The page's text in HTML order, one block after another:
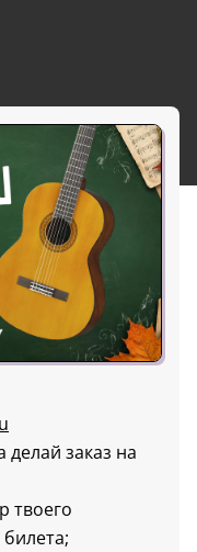
делай заказ на
твоего